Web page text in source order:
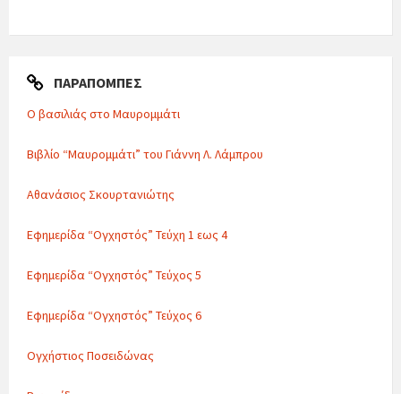
ΠΑΡΑΠΟΜΠΈΣ
Ο βασιλιάς στο Μαυρομμάτι
Βιβλίο “Μαυρομμάτι” του Γιάννη Λ. Λάμπρου
Αθανάσιος Σκουρτανιώτης
Εφημερίδα “Ογχηστός” Τεύχη 1 εως 4
Εφημερίδα “Ογχηστός” Τεύχος 5
Εφημερίδα “Ογχηστός” Τεύχος 6
Ογχήστιος Ποσειδώνας